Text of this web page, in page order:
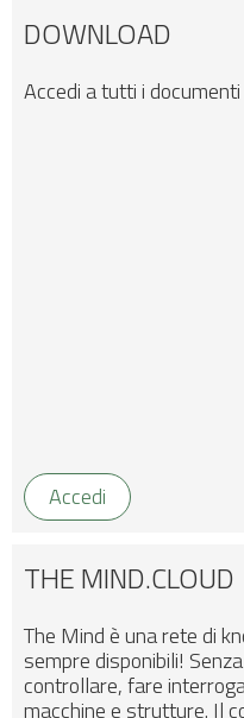
DOWNLOAD
Accedi a tutti i
Accedi
THE MIND.CLOUD
The Mind è una rete di
sempre disponibili!
controllare, fare
macchine e strutture. Il